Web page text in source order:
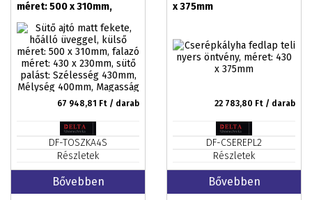
méret: 500 x 310mm,
falazó méret: 430 x
230mm, sütő palást:
Szélesség 430mm,
Mélység 400mm,
Magasság 230mm
67 948,81 Ft / darab
DF-TOSZKA4S
Részletek
Bővebben
x 375mm
22 783,80 Ft / darab
DF-CSEREPL2
Részletek
Bővebben